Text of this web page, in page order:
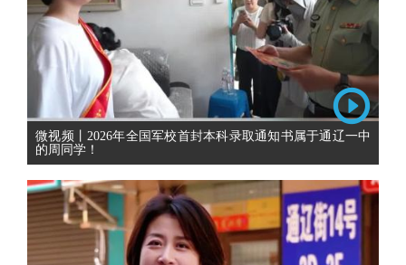
微视频丨2026年全国军校首封本科录取通知书属于通辽一中
的周同学！